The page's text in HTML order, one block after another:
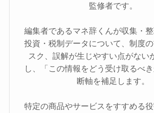
監修者です。
編集者であるマネ辞くんが収集・整
投資・税制データについて、制度
スク、誤解が生じやすい点がない
し、「この情報をどう受け取るべ
断軸を補足します。
特定の商品やサービスをすすめる役